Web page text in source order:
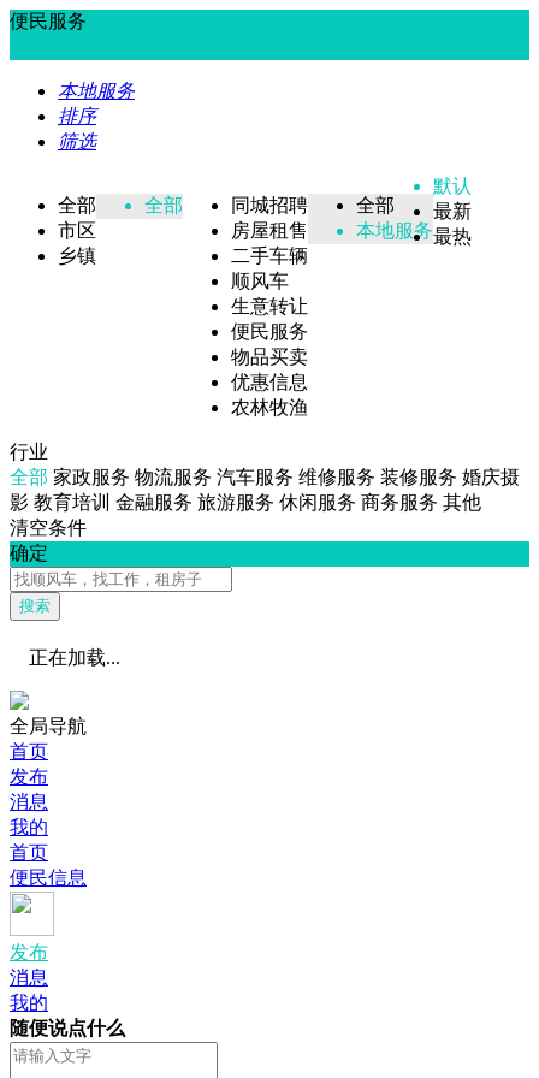
便民服务
本地服务
排序
筛选
全部
市区
乡镇
全部
同城招聘
房屋租售
二手车辆
顺风车
生意转让
便民服务
物品买卖
优惠信息
农林牧渔
全部
本地服务
默认
最新
最热
行业
全部 家政服务 物流服务 汽车服务 维修服务 装修服务 婚庆摄
影 教育培训 金融服务 旅游服务 休闲服务 商务服务 其他
清空条件
确定
搜索
正在加载...
全局导航
首页
发布
消息
我的
首页
便民信息
发布
消息
我的
随便说点什么